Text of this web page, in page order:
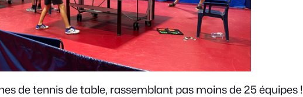
de tennis de table, rassemblant pas moins de 25 équipes !